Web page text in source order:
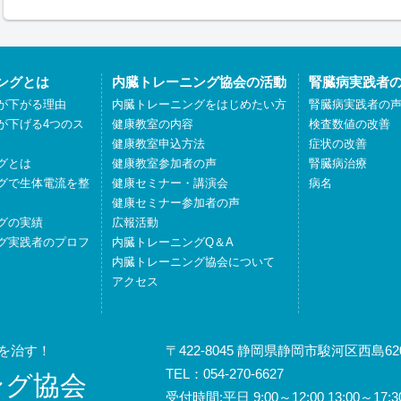
グとは
下がる理由
下げる4つのス
とは
で生体電流を整
の実績
実践者のプロフ
内臓トレーニング協会の活動
内臓トレーニングをはじめたい方
健康教室の内容
健康教室申込方法
健康教室参加者の声
健康セミナー・講演会
健康セミナー参加者の声
広報活動
内臓トレーニングQ＆A
内臓トレーニング協会について
アクセス
腎臓病実践者
腎臓病実践者の声
検査数値の改善
症状の改善
腎臓病治療
病名
治す！
協会
〒422-8045 静岡県静岡市駿河区西島
TEL：054-270-6627
受付時間:平日 9:00～12:00 13:00～